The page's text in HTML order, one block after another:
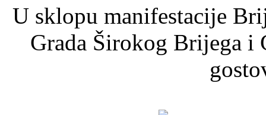
U sklopu manifestacije
Grada Širokog Brijega